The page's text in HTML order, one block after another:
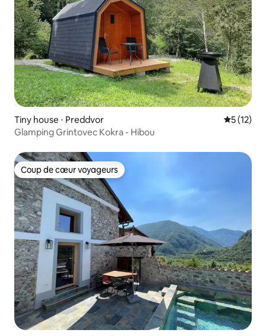
Tiny house ⋅ Preddvor
5 (12)
Glamping Grintovec Kokra - Hibou
Coup de cœur voyageurs
Coup de cœur voyageurs